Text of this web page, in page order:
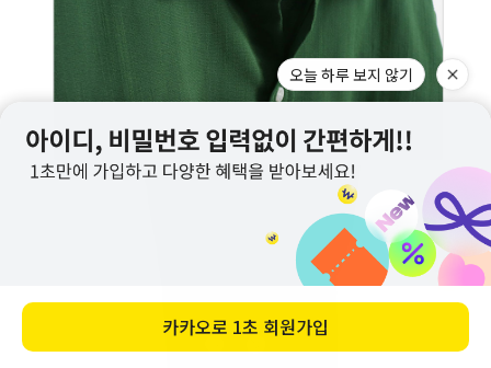
오늘 하루 보지 않기
카카오로 1초 회원가입